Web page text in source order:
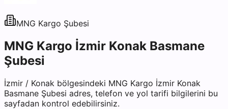
MNG Kargo Şubesi
MNG Kargo İzmir Konak Basmane
Şubesi
İzmir / Konak bölgesindeki MNG Kargo İzmir Konak
Basmane Şubesi adres, telefon ve yol tarifi bilgilerini bu
sayfadan kontrol edebilirsiniz.